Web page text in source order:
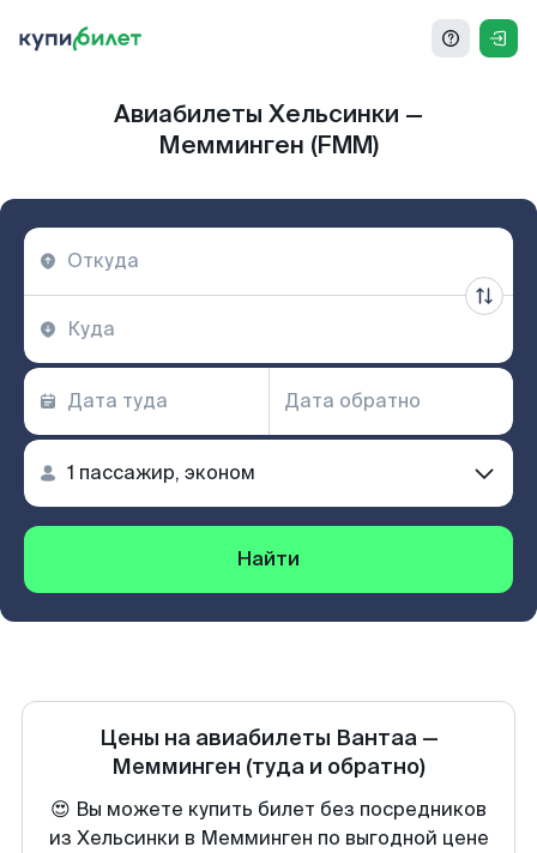
Авиабилеты Хельсинки —
Мемминген (FMM)
Найти
Цены на авиабилеты Вантаа—
Мемминген (туда и обратно)
😍 Вы можете купить билет без посредников
из Хельсинки в Мемминген по выгодной цене